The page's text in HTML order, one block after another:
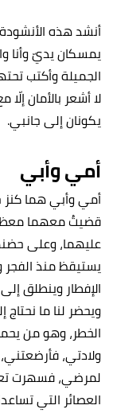
أنشد هذه
يمسكان يديّ وأنا
الجميلة وأكتب
لا أشعر بالأمان
يكونان إلى جانبي.
أمي وأبي
أمي وأبي هما كنز
قضيتُ معهما معظم
عليهما، وعلى
يستيقظ منذ
الإفطار وينطلق
ويحضر لنا ما
الخطر، وهو من
ولادتي،
لمرضي، فسهرت
العصائر التي